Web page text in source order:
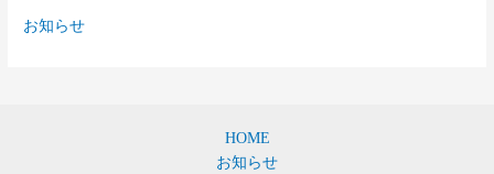
お知らせ
HOME
お知らせ